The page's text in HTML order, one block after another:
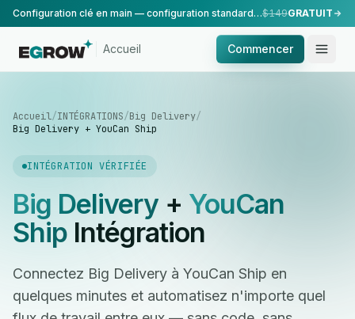
Configuration clé en main — configuration standard, réalisée par notre équipe.$149GRATUIT
Accueil Commencer
Accueil/INTÉGRATIONS/Big Delivery/
Big Delivery + YouCan Ship
INTÉGRATION VÉRIFIÉE
Big Delivery+ YouCan
ShipIntégration
Connectez Big Delivery à YouCan Ship en
quelques minutes et automatisez n'importe quel